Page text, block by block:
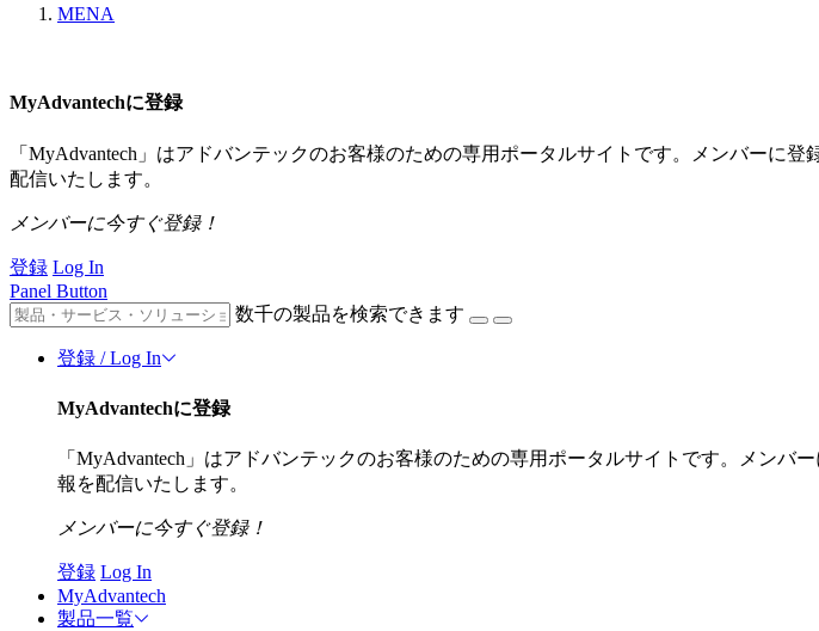
MENA
MyAdvantechに登録
「MyAdvantech」はアドバンテックのお客様のための専用ポータルサイトです。メンバーに
配信いたします。
メンバーに今すぐ登録！
登録 Log In
Panel Button
数千の製品を検索できます
登録 / Log In
MyAdvantechに登録
「MyAdvantech」はアドバンテックのお客様のための専用ポータルサイトです。メン
報を配信いたします。
メンバーに今すぐ登録！
登録 Log In
MyAdvantech
製品一覧